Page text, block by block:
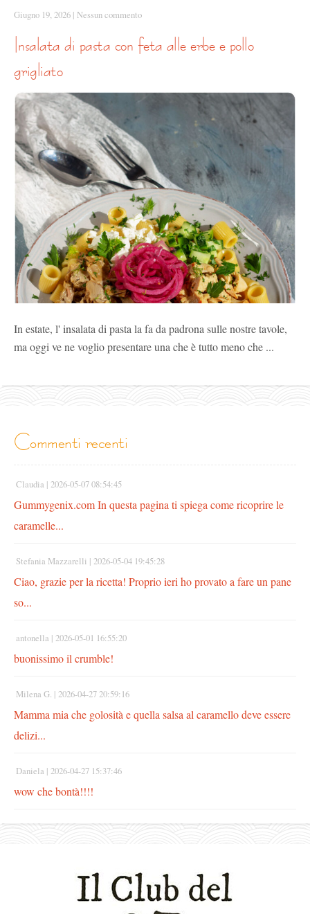
Giugno 19, 2026 | Nessun commento
grigliato
In estate, l' insalata di pasta la fa da padrona sulle nostre tavole,
ma oggi ve ne voglio presentare una che è tutto meno che ...
commenti recenti
Claudia | 2026-05-07 08:54:45
Gummygenix.com In questa pagina ti spiega come ricoprire le
caramelle...
Stefania Mazzarelli | 2026-05-04 19:45:28
Ciao, grazie per la ricetta! Proprio ieri ho provato a fare un pane
so...
antonella | 2026-05-01 16:55:20
buonissimo il crumble!
Milena G. | 2026-04-27 20:59:16
Mamma mia che golosità e quella salsa al caramello deve essere
delizi...
Daniela | 2026-04-27 15:37:46
wow che bontà!!!!